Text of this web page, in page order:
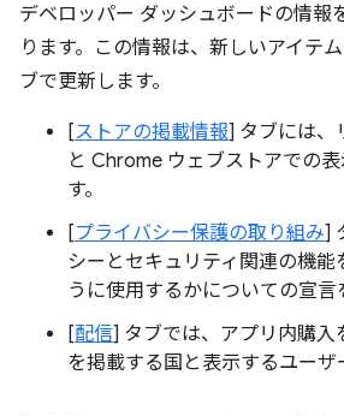
デベロッパー ダッシュボードの情報
ります。この情報は、新しいアイテ
ブで更新します。
[ストアの掲載情報] タブには、
と Chrome ウェブストアでの
す。
[プライバシー保護の取り組み]
シーとセキュリティ関連の機能
うに使用するかについての宣言
[配信] タブでは、アプリ内購入
を掲載する国と表示するユーザ